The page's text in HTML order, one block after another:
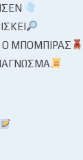
Ο ΜΠΌΜΠΙΡΑΣ